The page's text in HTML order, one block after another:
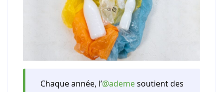
Chaque année, l’@ademesoutient des